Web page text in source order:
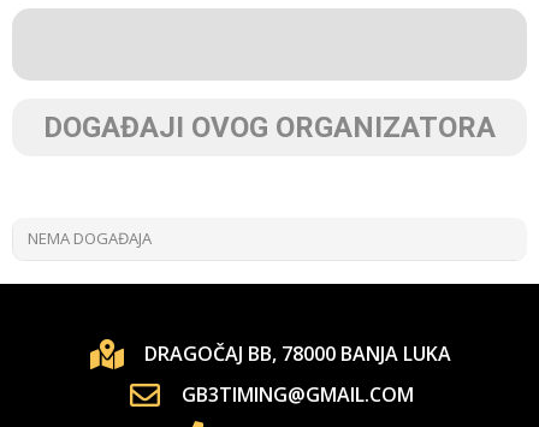
DOGAĐAJI OVOG ORGANIZATORA
NEMA DOGAĐAJA
DRAGOČAJ BB, 78000 BANJA LUKA
GB3TIMING@GMAIL.COM